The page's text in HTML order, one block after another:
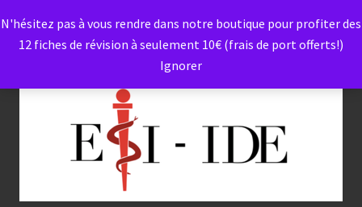
N'hésitez pas à vous rendre dans notre boutique pour profiter des
12 fiches de révision à seulement 10€ (frais de port offerts!)
Ignorer